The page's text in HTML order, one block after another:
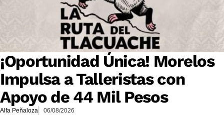
¡Oportunidad Única! Morelos
Impulsa a Talleristas con
Apoyo de 44 Mil Pesos
Alfa Peñaloza 06/08/2026